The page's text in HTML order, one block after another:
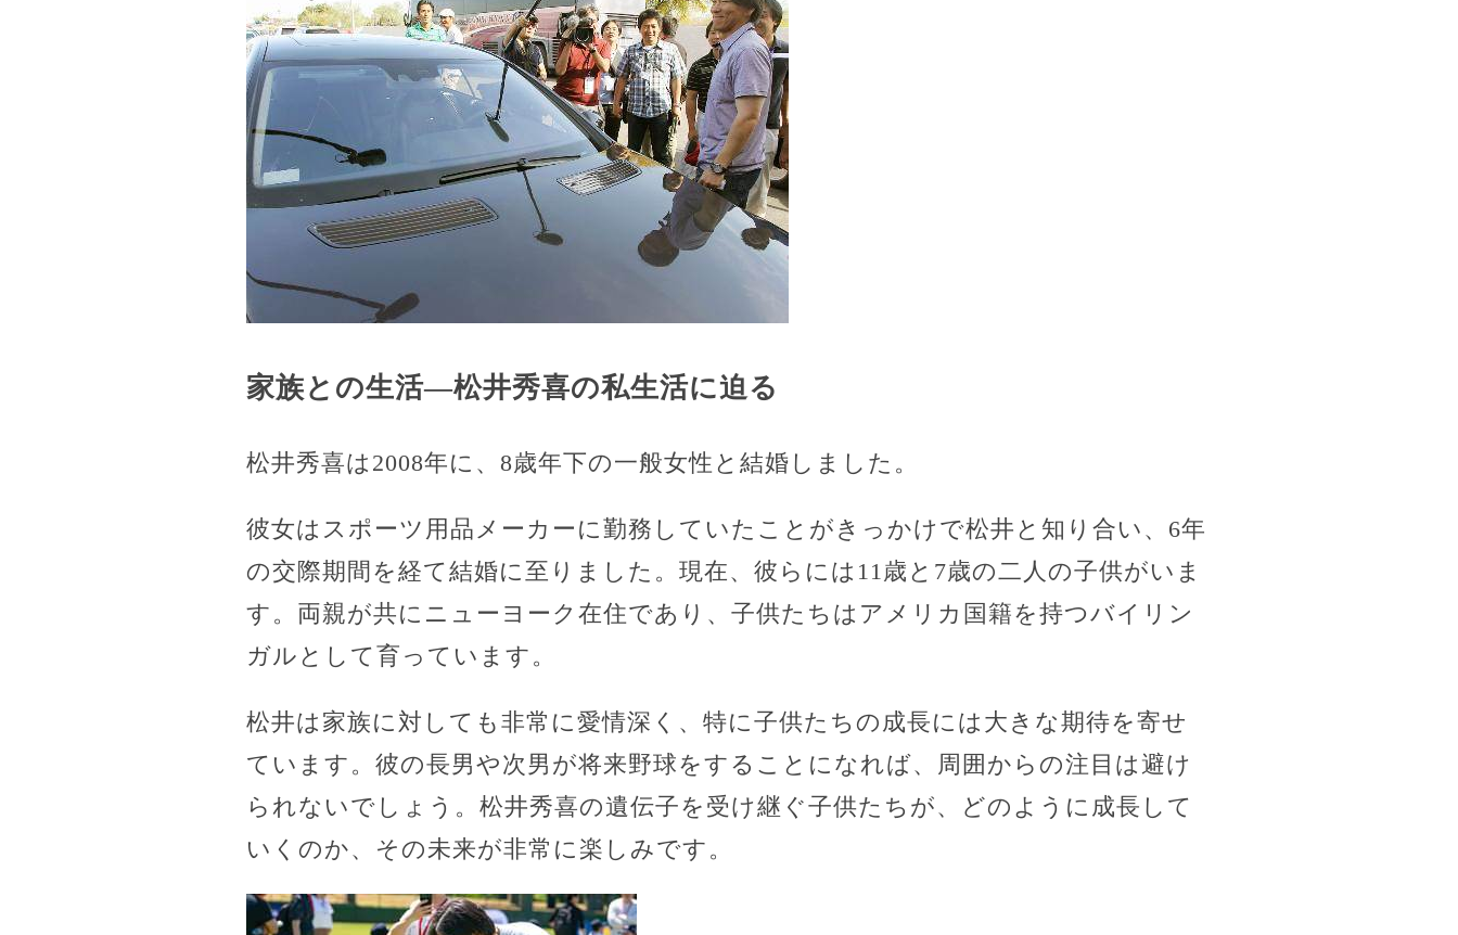
家族との生活—松井秀喜の私生活に迫る
松井秀喜は2008年に、8歳年下の一般女性と結婚しました。
彼女はスポーツ用品メーカーに勤務していたことがきっかけで松井と知り合い、6年
の交際期間を経て結婚に至りました。現在、彼らには11歳と7歳の二人の子供がいま
す。両親が共にニューヨーク在住であり、子供たちはアメリカ国籍を持つバイリン
ガルとして育っています。
松井は家族に対しても非常に愛情深く、特に子供たちの成長には大きな期待を寄せ
ています。彼の長男や次男が将来野球をすることになれば、周囲からの注目は避け
られないでしょう。松井秀喜の遺伝子を受け継ぐ子供たちが、どのように成長して
いくのか、その未来が非常に楽しみです。